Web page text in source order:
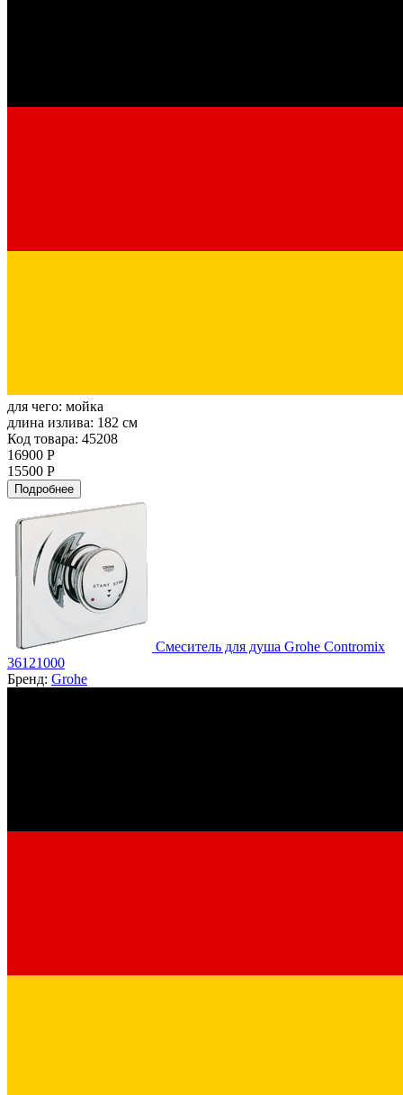
для чего: мойка
длина излива: 182 см
Код товара: 45208
16900 Р
15500 Р
Подробнее
Смеситель для душа Grohe Contromix
36121000
Бренд: Grohe